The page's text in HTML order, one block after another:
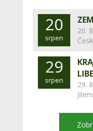
20
srpen
20.
29
srpen
29.